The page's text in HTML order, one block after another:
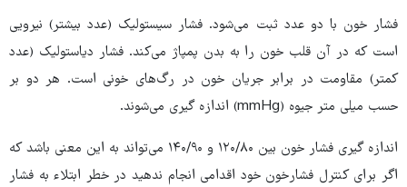
فشار خون با دو عدد ثبت می‌شود. فشار سیستولیک (عدد بیشتر) نیرویی
است که در آن قلب خون را به بدن پمپاژ می‌کند. فشار دیاستولیک (عدد
کمتر) مقاومت در برابر جریان خون در رگ‌های خونی است. هر دو بر
حسب میلی متر جیوه (mmHg) اندازه گیری می‌شوند.
اندازه گیری فشار خون بین ۱۲۰/۸۰ و ۱۴۰/۹۰ می‌تواند به این معنی باشد که
اگر برای کنترل فشارخون خود اقدامی انجام ندهید در خطر ابتلاء به فشار